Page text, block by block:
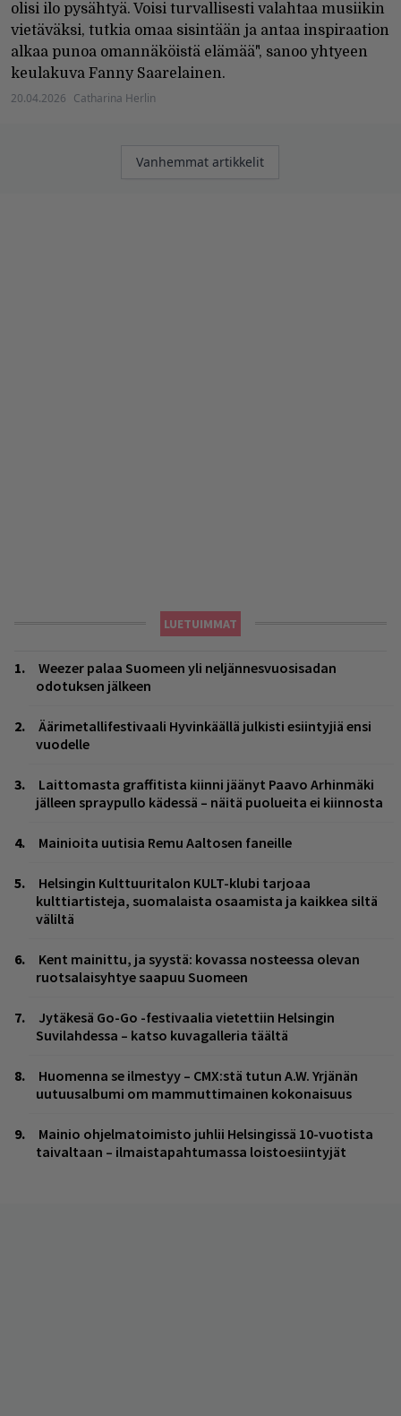
olisi ilo pysähtyä. Voisi turvallisesti valahtaa musiikin
vietäväksi, tutkia omaa sisintään ja antaa inspiraation
alkaa punoa omannäköistä elämää", sanoo yhtyeen
keulakuva Fanny Saarelainen.
20.04.2026 Catharina Herlin
Artikkelien
Vanhemmat artikkelit
LUETUIMMAT
Weezer palaa Suomeen yli neljännesvuosisadan
odotuksen jälkeen
Äärimetallifestivaali Hyvinkäällä julkisti esiintyjiä ensi
vuodelle
Laittomasta graffitista kiinni jäänyt Paavo Arhinmäki
jälleen spraypullo kädessä – näitä puolueita ei kiinnosta
Mainioita uutisia Remu Aaltosen faneille
Helsingin Kulttuuritalon KULT-klubi tarjoaa
kulttiartisteja, suomalaista osaamista ja kaikkea siltä
väliltä
Kent mainittu, ja syystä: kovassa nosteessa olevan
ruotsalaisyhtye saapuu Suomeen
Jytäkesä Go-Go -festivaalia vietettiin Helsingin
Suvilahdessa – katso kuvagalleria täältä
Huomenna se ilmestyy – CMX:stä tutun A.W. Yrjänän
uutuusalbumi om mammuttimainen kokonaisuus
Mainio ohjelmatoimisto juhlii Helsingissä 10-vuotista
taivaltaan – ilmaistapahtumassa loistoesiintyjät